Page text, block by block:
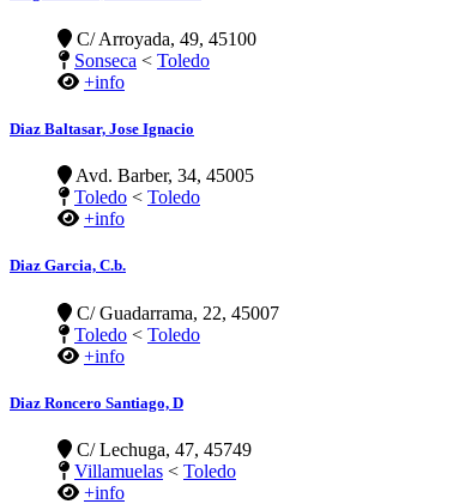
C/ Arroyada, 49, 45100
Sonseca < Toledo
+info
Diaz Baltasar, Jose Ignacio
Avd. Barber, 34, 45005
Toledo < Toledo
+info
Diaz Garcia, C.b.
C/ Guadarrama, 22, 45007
Toledo < Toledo
+info
Diaz Roncero Santiago, D
C/ Lechuga, 47, 45749
Villamuelas < Toledo
+info